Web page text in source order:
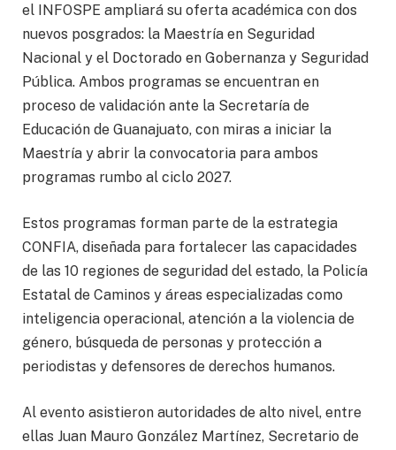
el INFOSPE ampliará su oferta académica con dos
nuevos posgrados: la Maestría en Seguridad
Nacional y el Doctorado en Gobernanza y Seguridad
Pública. Ambos programas se encuentran en
proceso de validación ante la Secretaría de
Educación de Guanajuato, con miras a iniciar la
Maestría y abrir la convocatoria para ambos
programas rumbo al ciclo 2027.
Estos programas forman parte de la estrategia
CONFIA, diseñada para fortalecer las capacidades
de las 10 regiones de seguridad del estado, la Policía
Estatal de Caminos y áreas especializadas como
inteligencia operacional, atención a la violencia de
género, búsqueda de personas y protección a
periodistas y defensores de derechos humanos.
Al evento asistieron autoridades de alto nivel, entre
ellas Juan Mauro González Martínez, Secretario de